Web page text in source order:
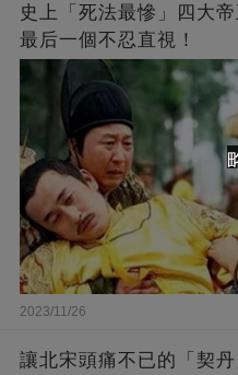
史上「死法最慘」四大
最后一個不忍直視！
2023/11/26
讓北宋頭痛不已的「契